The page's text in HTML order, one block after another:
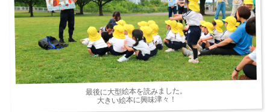
最後に大型絵本を読みました。
大きい絵本に興味津々！